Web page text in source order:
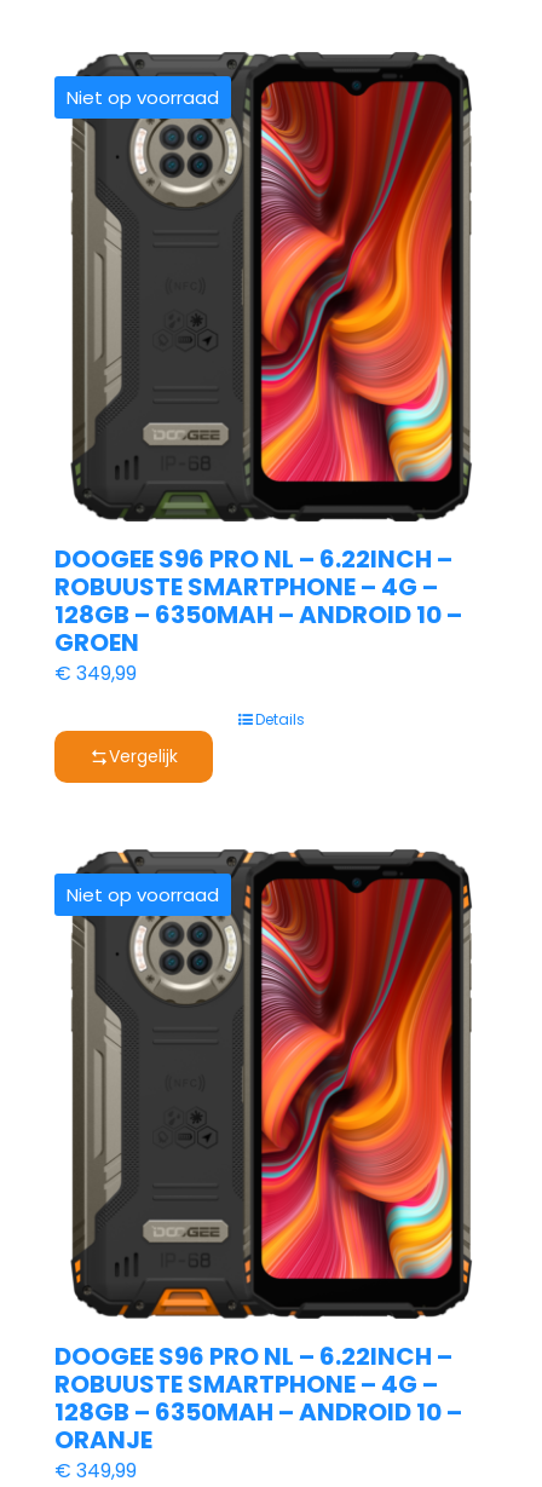
Niet op voorraad
DOOGEE S96 PRO NL – 6.22INCH –
ROBUUSTE SMARTPHONE – 4G –
128GB – 6350MAH – ANDROID 10 –
GROEN
€ 349,99
Details
Vergelijk
Niet op voorraad
DOOGEE S96 PRO NL – 6.22INCH –
ROBUUSTE SMARTPHONE – 4G –
128GB – 6350MAH – ANDROID 10 –
ORANJE
€ 349,99